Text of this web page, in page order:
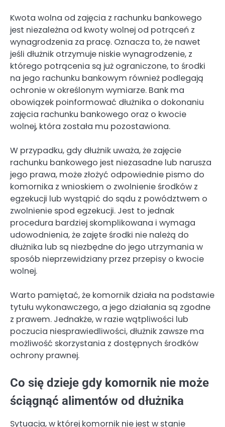
Kwota wolna od zajęcia z rachunku bankowego
jest niezależna od kwoty wolnej od potrąceń z
wynagrodzenia za pracę. Oznacza to, że nawet
jeśli dłużnik otrzymuje niskie wynagrodzenie, z
którego potrącenia są już ograniczone, to środki
na jego rachunku bankowym również podlegają
ochronie w określonym wymiarze. Bank ma
obowiązek poinformować dłużnika o dokonaniu
zajęcia rachunku bankowego oraz o kwocie
wolnej, która została mu pozostawiona.
W przypadku, gdy dłużnik uważa, że zajęcie
rachunku bankowego jest niezasadne lub narusza
jego prawa, może złożyć odpowiednie pismo do
komornika z wnioskiem o zwolnienie środków z
egzekucji lub wystąpić do sądu z powództwem o
zwolnienie spod egzekucji. Jest to jednak
procedura bardziej skomplikowana i wymaga
udowodnienia, że zajęte środki nie należą do
dłużnika lub są niezbędne do jego utrzymania w
sposób nieprzewidziany przez przepisy o kwocie
wolnej.
Warto pamiętać, że komornik działa na podstawie
tytułu wykonawczego, a jego działania są zgodne
z prawem. Jednakże, w razie wątpliwości lub
poczucia niesprawiedliwości, dłużnik zawsze ma
możliwość skorzystania z dostępnych środków
ochrony prawnej.
Co się dzieje gdy komornik nie może
ściągnąć alimentów od dłużnika
Sytuacja, w której komornik nie jest w stanie